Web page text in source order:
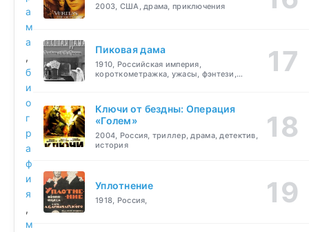
а
м
а
,
б
и
о
г
р
а
ф
и
я
,
м
2003, США, драма, приключения
Пиковая дама
1910, Российская империя,
короткометражка, ужасы, фэнтези,
Ключи от бездны: Операция
«Голем»
2004, Россия, триллер, драма, детектив,
история
Уплотнение
1918, Россия,